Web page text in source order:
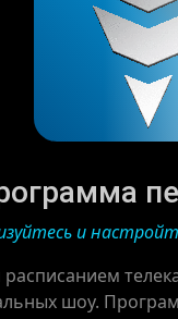
и
шоу.